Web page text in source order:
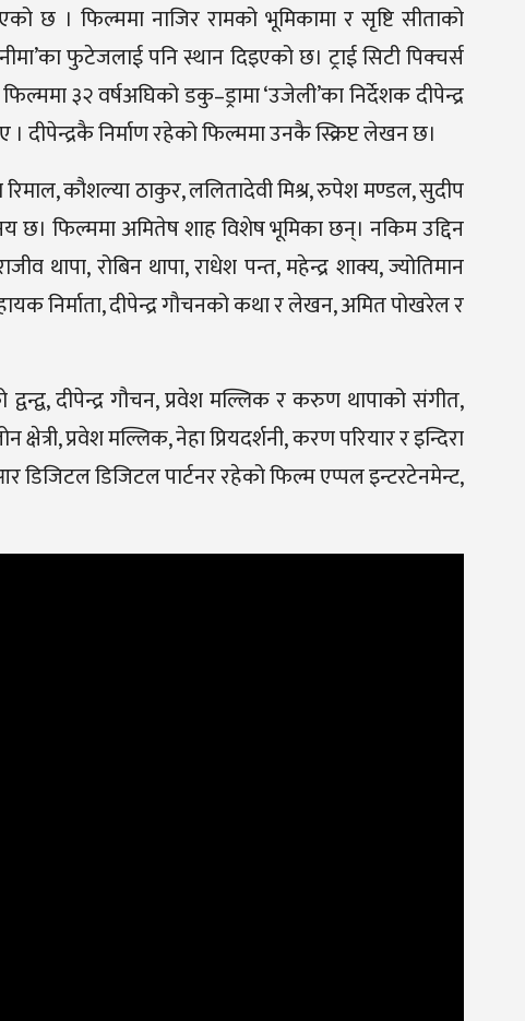
छ । फिल्ममा नाजिर रामको भूमिकामा र सृष्टि सीताको
फुटेजलाई पनि स्थान दिइएको छ। ट्राई सिटी पिक्चर्स
३२ वर्षअघिको डकु–ड्रामा ‘उजेली’का निर्देशक दीपेन्द्र
। दीपेन्द्रकै निर्माण रहेको फिल्ममा उनकै स्क्रिप्ट लेखन छ।
रिमाल, कौशल्या ठाकुर, ललितादेवी मिश्र, रुपेश मण्डल, सुदीप
फिल्ममा अमितेष शाह विशेष भूमिका छन्। नकिम उद्दिन
थापा, रोबिन थापा, राधेश पन्त, महेन्द्र शाक्य, ज्योतिमान
निर्माता, दीपेन्द्र गौचनको कथा र लेखन, अमित पोखरेल र
दीपेन्द्र गौचन, प्रवेश मल्लिक र करुण थापाको संगीत,
प्रवेश मल्लिक, नेहा प्रियदर्शनी, करण परियार र इन्दिरा
डिजिटल डिजिटल पार्टनर रहेको फिल्म एप्पल इन्टरटेनमेन्ट,